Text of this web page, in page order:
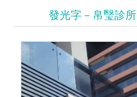
發光字－帛瑿診所